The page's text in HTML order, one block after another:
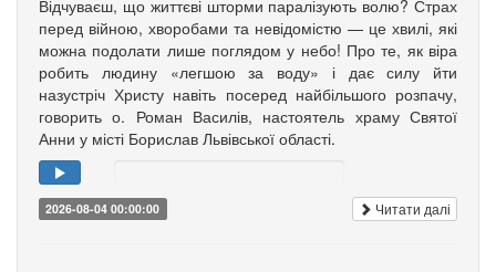
Відчуваєш, що життєві шторми паралізують волю? Страх
перед війною, хворобами та невідомістю — це хвилі, які
можна подолати лише поглядом у небо! Про те, як віра
робить людину «легшою за воду» і дає силу йти
назустріч Христу навіть посеред найбільшого розпачу,
говорить о. Роман Василів, настоятель храму Святої
Анни у місті Борислав Львівської області.
2026-08-04 00:00:00 Читати далі